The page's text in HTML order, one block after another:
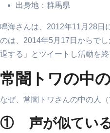
出身地：群馬県
鳴海さんは、2012年11月28日
のは、2014年5月17日からで
退する」とツイートし活動を終
常闇トワの中
なぜ、常闇トワさんの中の人
① 声が似てい